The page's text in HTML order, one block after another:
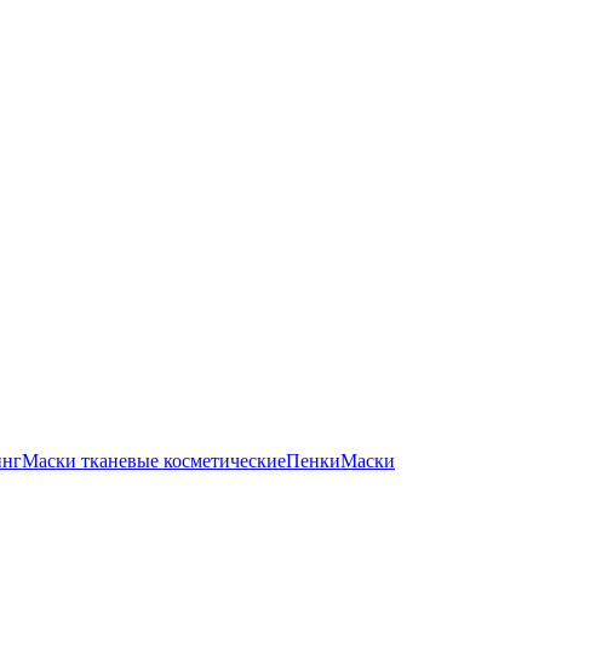
Маски тканевые косметическиеПенкиМаски